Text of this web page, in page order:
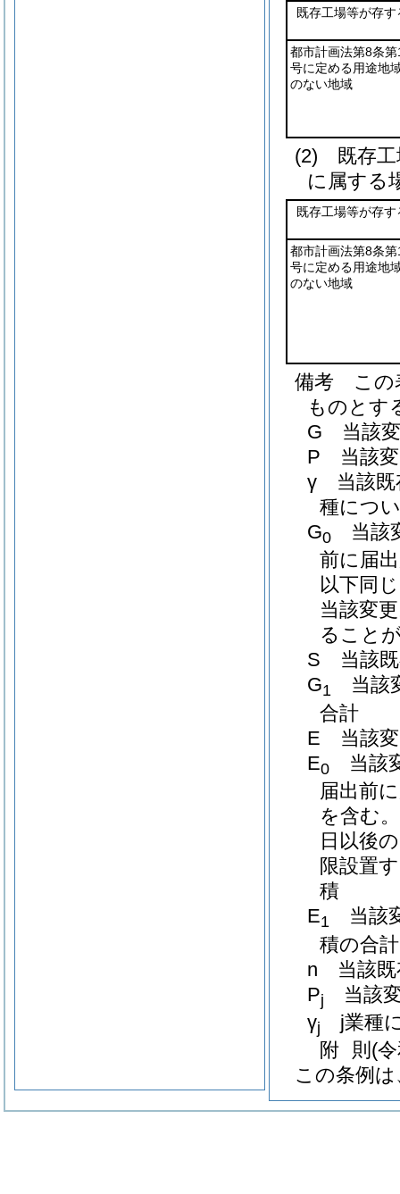
既存工場等が存す
都市計画法第8条
号に定める用途地
のない地域
(2)
既存
に属する
既存工場等が存す
都市計画法第8条
号に定める用途地
のない地域
備考 この
ものとす
G 当該変
P 当該変
γ 当該既
種につ
G0 当該
前に届
以下同
当該変
ること
S 当該既
G1 当該
合計
E 当該変
E0 当該
届出前
を含む
日以後
限設置
積
E1 当該
積の合計
n 当該既
Pj
当該
γj
j業種
附 則 (
この条例